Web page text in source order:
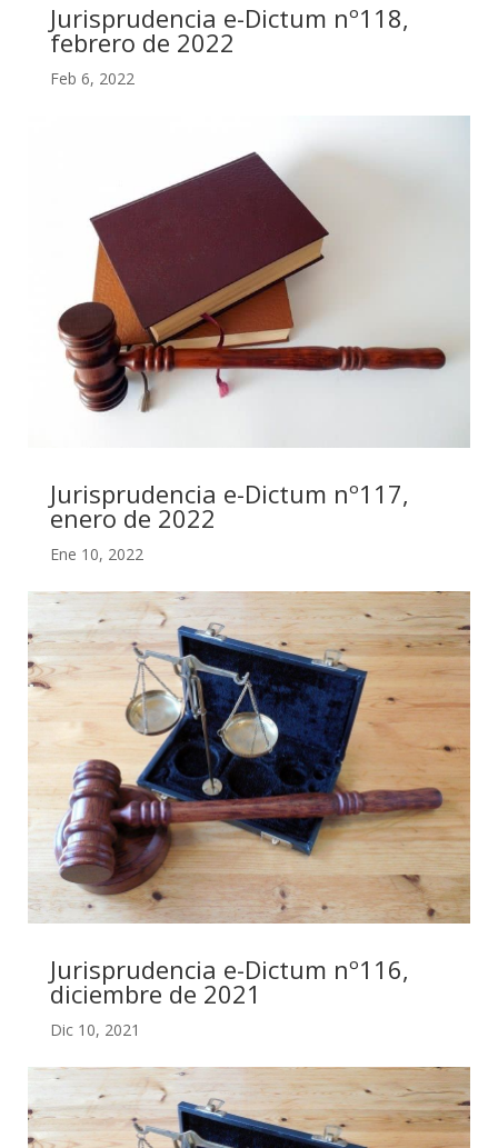
Jurisprudencia e-Dictum nº118,
febrero de 2022
Feb 6, 2022
Jurisprudencia e-Dictum nº117,
enero de 2022
Ene 10, 2022
Jurisprudencia e-Dictum nº116,
diciembre de 2021
Dic 10, 2021